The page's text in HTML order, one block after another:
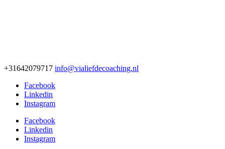
+31642079717 info@vialiefdecoaching.nl
Facebook
Linkedin
Instagram
Facebook
Linkedin
Instagram